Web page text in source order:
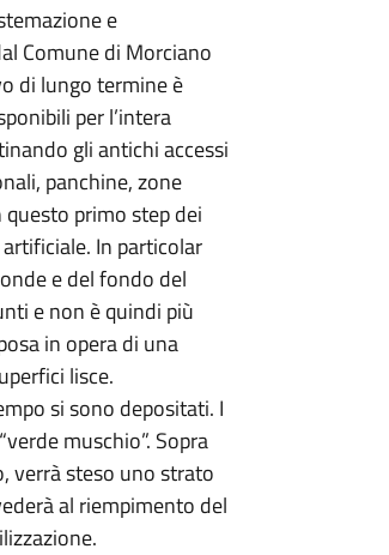
e
Comune di Morciano
di lungo termine è
per l’intera
gli antichi accessi
panchine, zone
primo step dei
In particolar
e del fondo del
e non è quindi più
in opera di una
lisce.
si sono depositati. I
muschio”. Sopra
verrà steso uno strato
al riempimento del